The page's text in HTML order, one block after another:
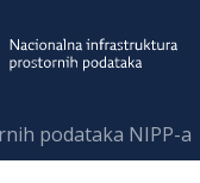
podataka NIPP-a